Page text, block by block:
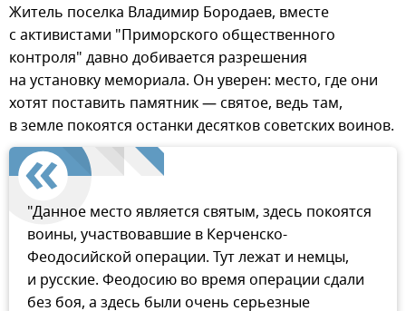
Житель поселка Владимир Бородаев, вместе
с активистами "Приморского общественного
контроля" давно добивается разрешения
на установку мемориала. Он уверен: место, где они
хотят поставить памятник — святое, ведь там,
в земле покоятся останки десятков советских воинов.
"Данное место является святым, здесь покоятся
воины, участвовавшие в Керченско-
Феодосийской операции. Тут лежат и немцы,
и русские. Феодосию во время операции сдали
без боя, а здесь были очень серьезные